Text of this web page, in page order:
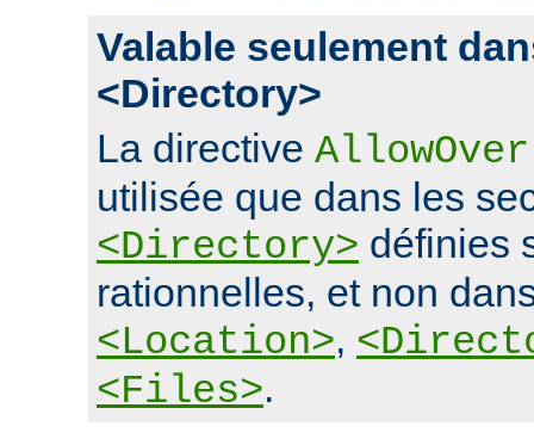
Valable seulement
<Directory>
La directive
utilisée que dans les
<Directory> définies
rationnelles, et non
<Location>,
<Files>.